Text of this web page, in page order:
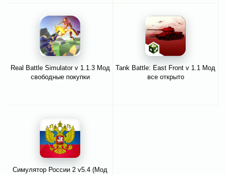
Real Battle Simulator v 1.1.3 Мод
свободные покупки
Tank Battle: East Front v 1.1 Мод
все открыто
Симулятор России 2 v5.4 (Мод